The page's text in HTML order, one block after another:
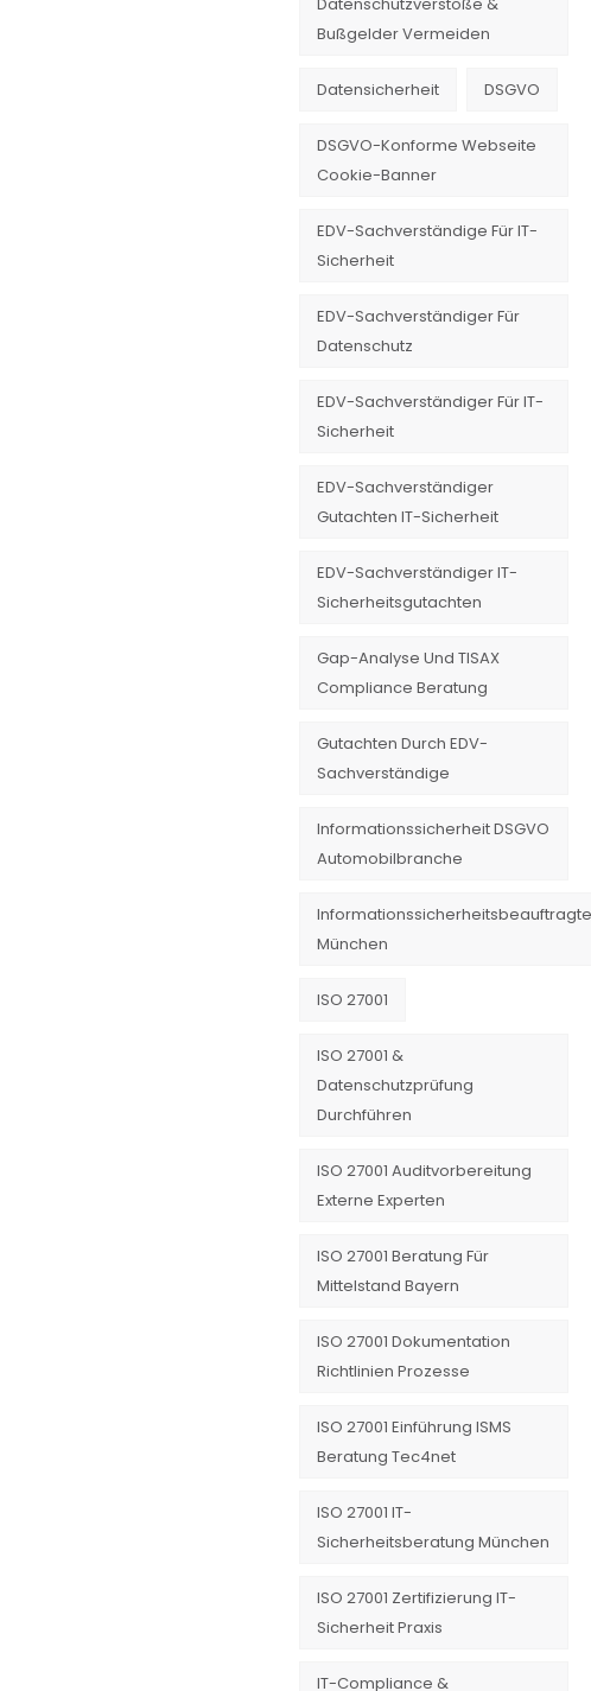
Bußgelder Vermeiden
Datensicherheit DSGVO
DSGVO-Konforme Webseite
Cookie-Banner
EDV-Sachverständige Für IT-
Sicherheit
EDV-Sachverständiger Für
Datenschutz
EDV-Sachverständiger Für IT-
Sicherheit
EDV-Sachverständiger
Gutachten IT-Sicherheit
EDV-Sachverständiger IT-
Sicherheitsgutachten
Gap-Analyse Und TISAX
Compliance Beratung
Gutachten Durch EDV-
Sachverständige
Informationssicherheit DSGVO
Automobilbranche
München
ISO 27001
ISO 27001 &
Datenschutzprüfung
Durchführen
ISO 27001 Auditvorbereitung
Externe Experten
ISO 27001 Beratung Für
Mittelstand Bayern
ISO 27001 Dokumentation
Richtlinien Prozesse
ISO 27001 Einführung ISMS
Beratung Tec4net
ISO 27001 IT-
Sicherheitsberatung München
ISO 27001 Zertifizierung IT-
Sicherheit Praxis
IT-Compliance &